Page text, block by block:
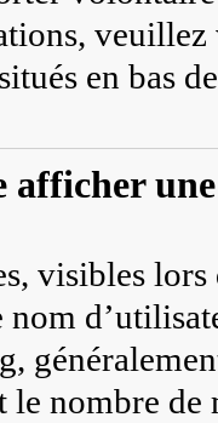
en bas
visibles
nom
nombre de